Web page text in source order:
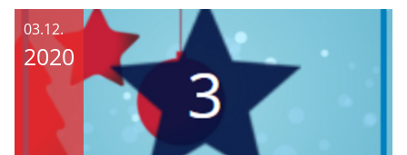
03.12.
2020